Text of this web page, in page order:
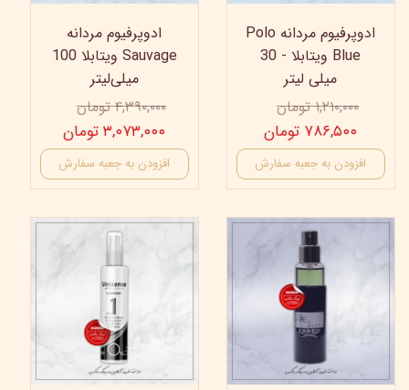
ادوپرفیوم مردانه Polo
Blue ویتابلا - 30
میلی لیتر
۱,۲۱۰,۰۰۰ تومان
۷۸۶,۵۰۰ تومان
افزودن به جعبه سفارش
ادوپرفیوم مردانه
Sauvage ویتابلا 100
میلی‌لیتر
۴,۳۹۰,۰۰۰ تومان
۳,۰۷۳,۰۰۰ تومان
افزودن به جعبه سفارش
35%
25%